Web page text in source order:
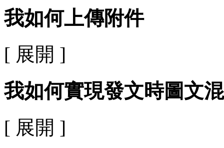
我如何上傳附件
[ 展開 ]
我如何實現發文時圖文
[ 展開 ]